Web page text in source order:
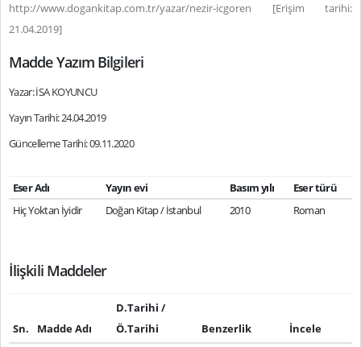
http://www.dogankitap.com.tr/yazar/nezir-icgoren [Erişim tarihi:
21.04.2019]
Madde Yazım Bilgileri
Yazar: İSA KOYUNCU
Yayın Tarihi: 24.04.2019
Güncelleme Tarihi: 09.11.2020
Eser Adı Yayın evi Basım yılı
Eser türü
Hiç Yoktan İyidir
Doğan Kitap / İstanbul 2010 Roman
İlişkili Maddeler
Sn. Madde Adı
D.Tarihi /
Ö.Tarihi
Benzerlik
İncele